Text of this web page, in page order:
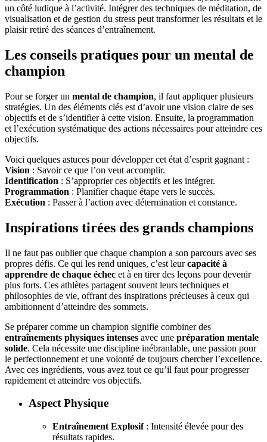
un côté ludique à l’activité. Intégrer des techniques de méditation, de
visualisation et de gestion du stress peut transformer les résultats et le
plaisir retiré des séances d’entraînement.
Les conseils pratiques pour un mental de
champion
Pour se forger un mental de champion, il faut appliquer plusieurs
stratégies. Un des éléments clés est d’avoir une vision claire de ses
objectifs et de s’identifier à cette vision. Ensuite, la programmation
et l’exécution systématique des actions nécessaires pour atteindre ces
objectifs.
Voici quelques astuces pour développer cet état d’esprit gagnant :
Vision : Savoir ce que l’on veut accomplir.
Identification : S’approprier ces objectifs et les intégrer.
Programmation : Planifier chaque étape vers le succès.
Exécution : Passer à l’action avec détermination et constance.
Inspirations tirées des grands champions
Il ne faut pas oublier que chaque champion a son parcours avec ses
propres défis. Ce qui les rend uniques, c’est leurcapacité à
apprendre de chaque échec et à en tirer des leçons pour devenir
plus forts. Ces athlètes partagent souvent leurs techniques et
philosophies de vie, offrant des inspirations précieuses à ceux qui
ambitionnent d’atteindre des sommets.
Se préparer comme un champion signifie combiner des
entraînements physiques intenses avec une préparation mentale
solide. Cela nécessite une discipline inébranlable, une passion pour
le perfectionnement et une volonté de toujours chercher l’excellence.
Avec ces ingrédients, vous avez tout ce qu’il faut pour progresser
rapidement et atteindre vos objectifs.
Aspect Physique
Entraînement Explosif: Intensité élevée pour des
résultats rapides.